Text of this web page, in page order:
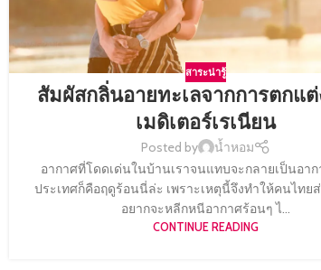
สาระน่ารู้
สัมผัสกลิ่นอายทะเลจากการตกแ
เมดิเตอร์เรเนียน
Posted by
น้ำหอม
อากาศที่โดดเด่นในบ้านเราจนแทบจะกลายเป็นอา
ประเทศก็คือฤดูร้อนนี่ล่ะ เพราะเหตุนี้จึงทำให้คนไทย
อยากจะหลีกหนีอากาศร้อนๆ ไ...
CONTINUE READING